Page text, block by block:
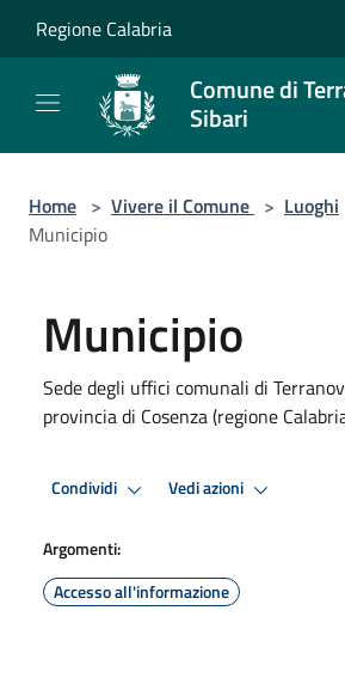
Regione Calabria
Comune di
Sibari
Home > Vivere il Comune > Luoghi
Municipio
Municipio
Sede degli uffici comunali di
provincia di Cosenza (regione
Condividi Vedi azioni
Argomenti:
Accesso all'informazione